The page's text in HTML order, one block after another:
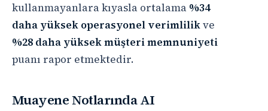
kullanmayanlara kıyasla ortalama %34
daha yüksek operasyonel verimlilikve
%28 daha yüksek müşteri memnuniyeti
puanı rapor etmektedir.
Muayene Notlarında AI